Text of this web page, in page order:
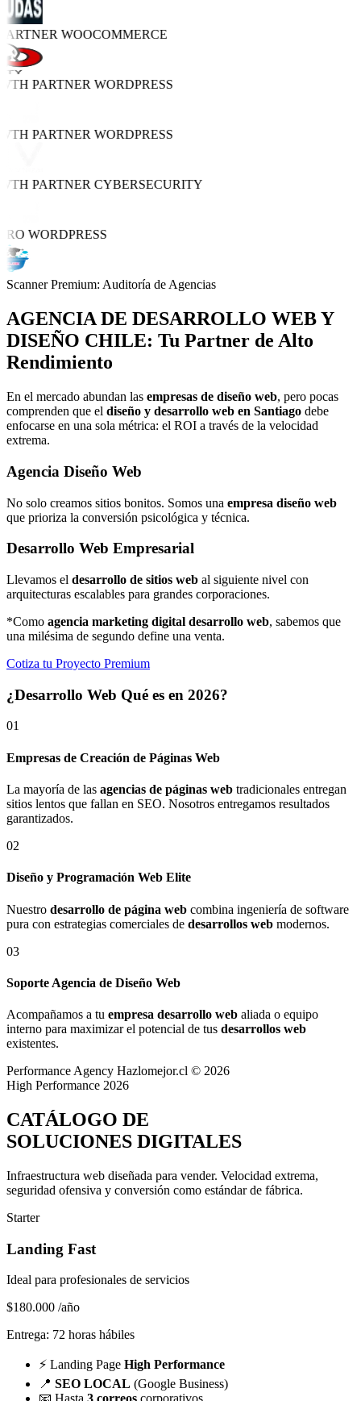
WOOCOMMERCE
PARTNERWORDPRESS
PARTNERWORDPRESS
PARTNERCYBERSECURITY
WORDPRESS
Scanner Premium: Auditoría de Agencias
AGENCIA DE DESARROLLO WEB Y
DISEÑO CHILE: Tu Partner de Alto
Rendimiento
En el mercado abundan las empresas de diseño web, pero pocas
comprenden que el diseño y desarrollo web en Santiago debe
enfocarse en una sola métrica: el ROI a través de la velocidad
extrema.
Agencia Diseño Web
No solo creamos sitios bonitos. Somos una empresa diseño web
que prioriza la conversión psicológica y técnica.
Desarrollo Web Empresarial
Llevamos el desarrollo de sitios web al siguiente nivel con
arquitecturas escalables para grandes corporaciones.
*Como agencia marketing digital desarrollo web, sabemos que
una milésima de segundo define una venta.
Cotiza tu Proyecto Premium
¿Desarrollo Web Qué es en 2026?
01
Empresas de Creación de Páginas Web
La mayoría de las agencias de páginas web tradicionales entregan
sitios lentos que fallan en SEO. Nosotros entregamos resultados
garantizados.
02
Diseño y Programación Web Elite
Nuestro desarrollo de página web combina ingeniería de software
pura con estrategias comerciales de desarrollos web modernos.
03
Soporte Agencia de Diseño Web
Acompañamos a tu empresa desarrollo web aliada o equipo
interno para maximizar el potencial de tus desarrollos web
existentes.
Performance Agency Hazlomejor.cl © 2026
High Performance 2026
CATÁLOGO DE
SOLUCIONES DIGITALES
Infraestructura web diseñada para vender. Velocidad extrema,
seguridad ofensiva y conversión como estándar de fábrica.
Starter
Landing Fast
Ideal para profesionales de servicios
$180.000 /año
Entrega: 72 horas hábiles
⚡ Landing Page High Performance
📍 SEO LOCAL (Google Business)